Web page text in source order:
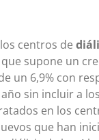
centros de
supone un
un 6,9% con
sin incluir a
en los
que han